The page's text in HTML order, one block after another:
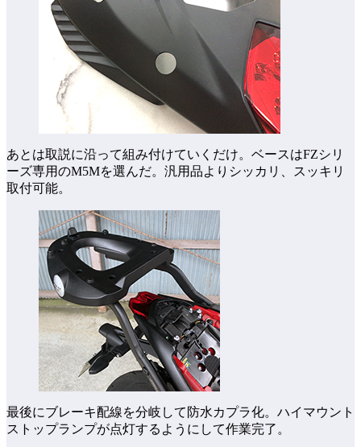
あとは取説に沿って組み付けていくだけ。ベースはFZシリ
ーズ専用のM5Mを選んだ。汎用品よりシッカリ、スッキリ
取付可能。
最後にブレーキ配線を分岐して防水カプラ化。ハイマウント
ストップランプが点灯するようにして作業完了。